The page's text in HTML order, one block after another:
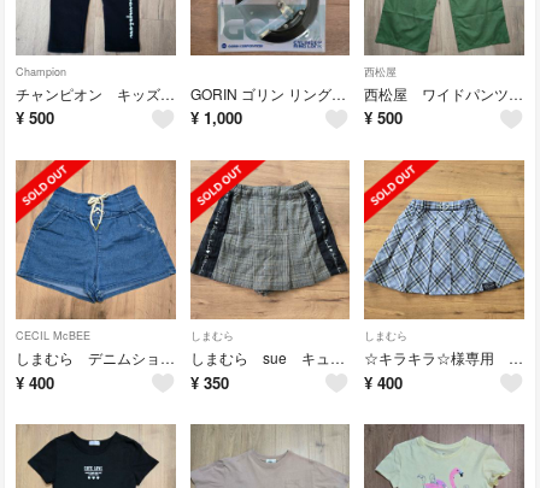
Champion
チャンピオン キッズ 裏起毛ズボン 100
¥ 500
GORIN ゴリン リングロック シリンダー式 GR-700 ブラック キーを…
¥ 1,000
西松屋
西松屋 ワイドパンツ 150
¥ 500
CECIL McBEE
しまむら デニムショートパンツ 150
¥ 400
しまむら
しまむら sue キュロット 150
¥ 350
しまむら
☆キラキラ☆様専用 しまむら インナー付スカート 160
¥ 400